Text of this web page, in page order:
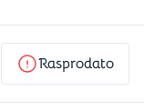
Rasprodato